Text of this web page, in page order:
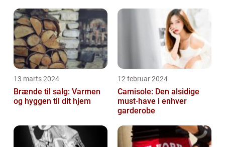
13 marts 2024
Brænde til salg: Varmen
og hyggen til dit hjem
12 februar 2024
Camisole: Den alsidige
must-have i enhver
garderobe